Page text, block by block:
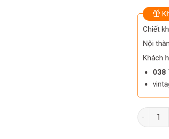
Chiết
Nội
Khách
038
Rượu